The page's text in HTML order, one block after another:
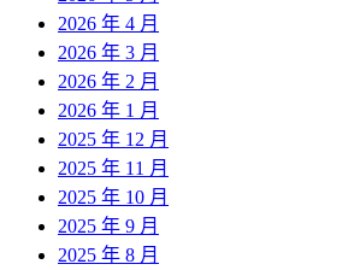
2026 年 4 月
2026 年 3 月
2026 年 2 月
2026 年 1 月
2025 年 12 月
2025 年 11 月
2025 年 10 月
2025 年 9 月
2025 年 8 月